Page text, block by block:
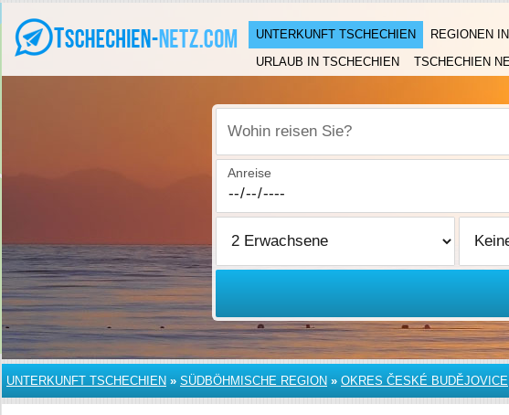
UNTERKUNFT TSCHECHIEN REGIONEN
URLAUB IN TSCHECHIEN
TSCHECHIEN
Wohin reisen Sie?
Anreise
UNTERKUNFT TSCHECHIEN » SÜDBÖHMISCHE REGION » OKRES ČESKÉ BUDĚJOVICE